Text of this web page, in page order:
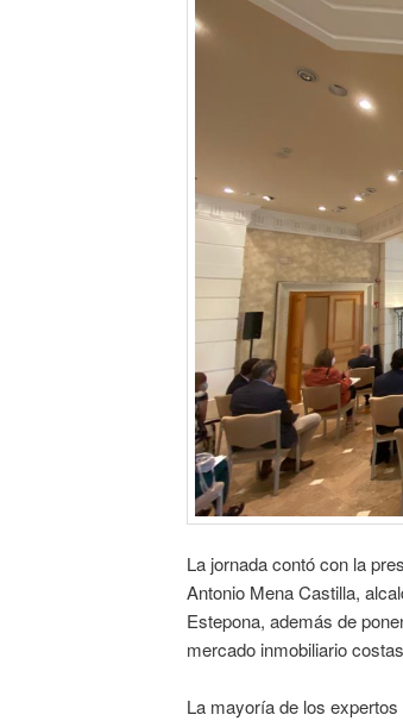
La jornada contó con la
Antonio Mena Castilla,
Estepona, además de
mercado inmobiliario
La mayoría de los